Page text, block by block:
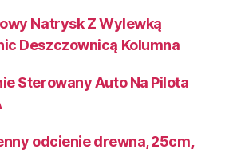
Natrysk Z Wylewką
Deszczownicą Kolumna
Sterowany Auto Na Pilota
odcienie drewna, 25cm,